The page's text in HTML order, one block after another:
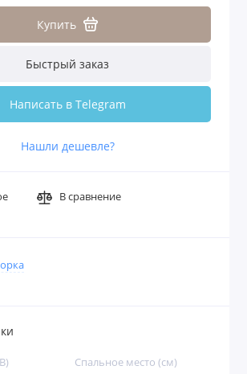
Купить
Быстрый заказ
Написать в Telegram
Нашли дешевле?
В сравнение
Спальное место (см)